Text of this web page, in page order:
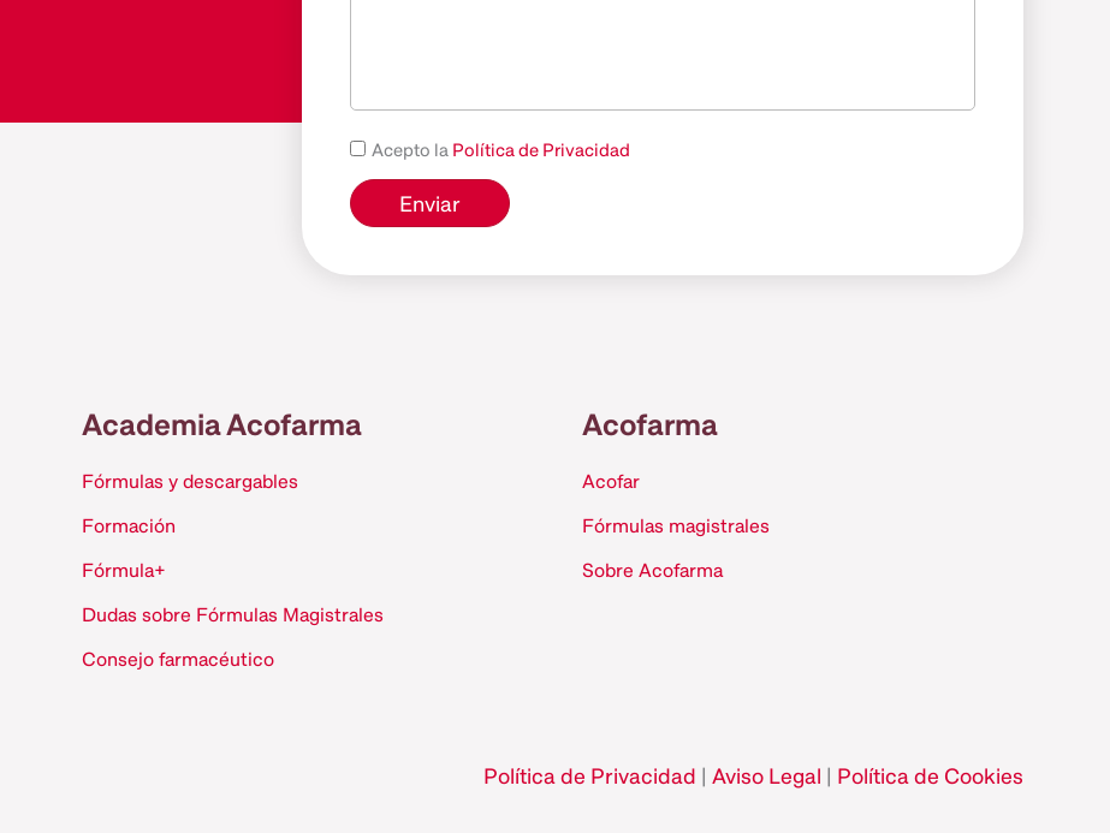
Acepto la Política de Privacidad
Academia Acofarma
Fórmulas y descargables
Formación
Fórmula+
Dudas sobre Fórmulas Magistrales
Consejo farmacéutico
Acofarma
Acofar
Fórmulas magistrales
Sobre Acofarma
Política de Privacidad | Aviso Legal | Política de Cookies